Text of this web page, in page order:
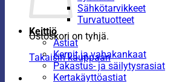
Ostoskori on tyhjä.
Takaisin kauppaan
Sähkötarvikkeet
Turvatuotteet
Keittiö
Astiat
Kernit ja vahakankaat
Pakastus- ja säilytysrasiat
Kertakäyttöastiat